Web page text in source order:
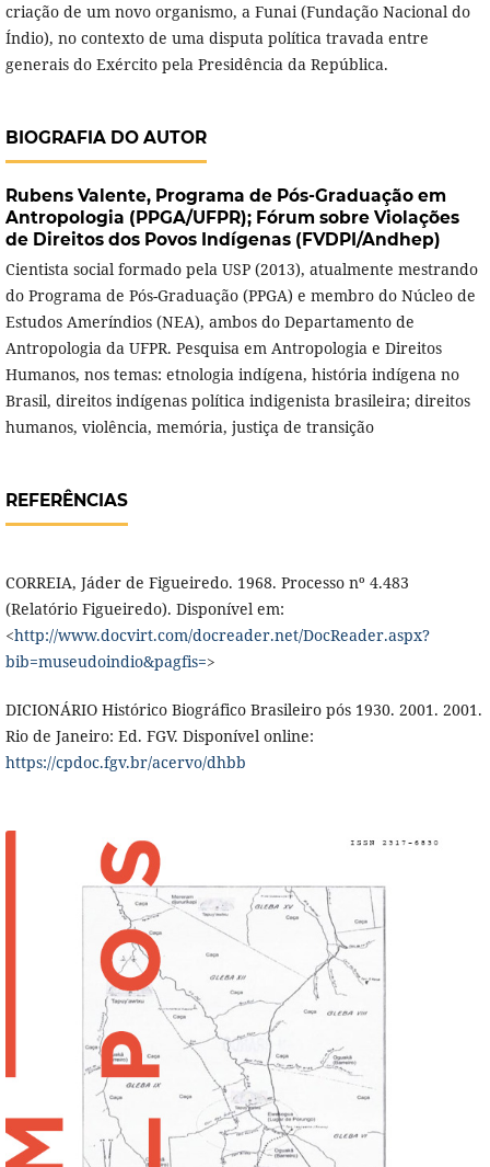
criação de um novo organismo, a Funai (Fundação Nacional do
Índio), no contexto de uma disputa política travada entre
generais do Exército pela Presidência da República.
BIOGRAFIA DO AUTOR
Rubens Valente, Programa de Pós-Graduação em
Antropologia (PPGA/UFPR); Fórum sobre Violações
de Direitos dos Povos Indígenas (FVDPI/Andhep)
Cientista social formado pela USP (2013), atualmente mestrando
do Programa de Pós-Graduação (PPGA) e membro do Núcleo de
Estudos Ameríndios (NEA), ambos do Departamento de
Antropologia da UFPR. Pesquisa em Antropologia e Direitos
Humanos, nos temas: etnologia indígena, história indígena no
Brasil, direitos indígenas política indigenista brasileira; direitos
humanos, violência, memória, justiça de transição
REFERÊNCIAS
CORREIA, Jáder de Figueiredo. 1968. Processo nº 4.483
(Relatório Figueiredo). Disponível em:
<http://www.docvirt.com/docreader.net/DocReader.aspx?
bib=museudoindio&pagfis=>
DICIONÁRIO Histórico Biográfico Brasileiro pós 1930. 2001. 2001.
Rio de Janeiro: Ed. FGV. Disponível online:
https://cpdoc.fgv.br/acervo/dhbb